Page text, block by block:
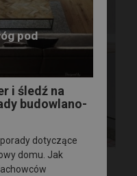
pod
i śledź na
budowlano-
dotyczące
domu. Jak